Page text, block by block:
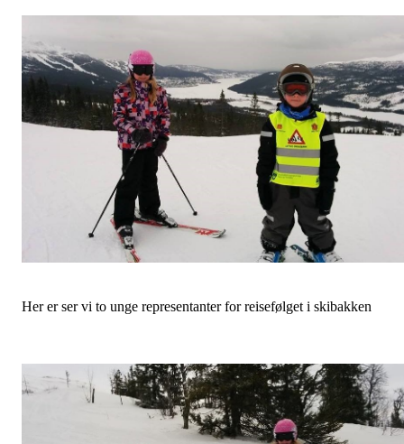
Her er ser vi to unge representanter for reisefølget i skibakken